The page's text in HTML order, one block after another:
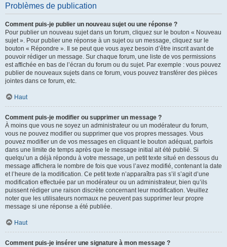
Problèmes de publication
Comment puis-je publier un nouveau sujet ou une réponse ?
Pour publier un nouveau sujet dans un forum, cliquez sur le bouton « Nouveau
sujet ». Pour publier une réponse à un sujet ou un message, cliquez sur le
bouton « Répondre ». Il se peut que vous ayez besoin d’être inscrit avant de
pouvoir rédiger un message. Sur chaque forum, une liste de vos permissions
est affichée en bas de l’écran du forum ou du sujet. Par exemple : vous pouvez
publier de nouveaux sujets dans ce forum, vous pouvez transférer des pièces
jointes dans ce forum, etc.
Haut
Comment puis-je modifier ou supprimer un message ?
À moins que vous ne soyez un administrateur ou un modérateur du forum,
vous ne pouvez modifier ou supprimer que vos propres messages. Vous
pouvez modifier un de vos messages en cliquant le bouton adéquat, parfois
dans une limite de temps après que le message initial ait été publié. Si
quelqu’un a déjà répondu à votre message, un petit texte situé en dessous du
message affichera le nombre de fois que vous l’avez modifié, contenant la date
et l’heure de la modification. Ce petit texte n’apparaîtra pas s’il s’agit d’une
modification effectuée par un modérateur ou un administrateur, bien qu’ils
puissent rédiger une raison discrète concernant leur modification. Veuillez
noter que les utilisateurs normaux ne peuvent pas supprimer leur propre
message si une réponse a été publiée.
Haut
Comment puis-je insérer une signature à mon message ?